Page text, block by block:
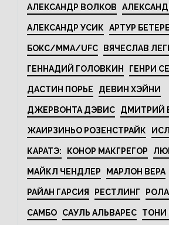
АЛЕКСАНДР ВОЛКОВ
АЛЕКСАНДР УСИК АРТУР
БОКС/MMA/UFC ВЯЧЕСЛАВ
ГЕННАДИЙ ГОЛОВКИН ГЕНРИ
ДАСТИН ПОРЬЕ ДЕВИН ХЭЙНИ
ДЖЕРВОНТА ДЭВИС ДМИТРИЙ
ЖАИРЗИНЬО РОЗЕНСТРАЙК
КАРАТЭ: КОНОР МАКГРЕГОР
МАЙКЛ ЧЕНДЛЕР МАРЛОН ВЕРА
РАЙАН ГАРСИЯ РЕСТЛИНГ
САМБО САУЛЬ АЛЬВАРЕС ТОНИ